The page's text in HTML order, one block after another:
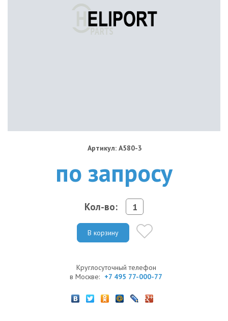
Артикул: A580-3
по запросу
Кол-во:
В корзину
Круглосуточный телефон
в Москве: +7 495 77-000-77